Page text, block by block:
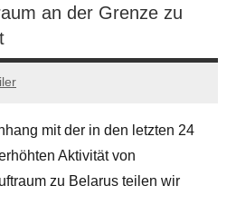
an der Grenze zu
mit der in den letzten 24
Aktivität von
zu Belarus teilen wir